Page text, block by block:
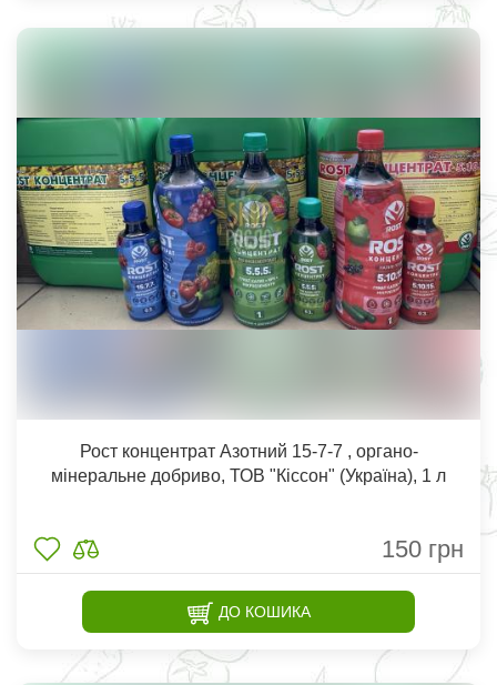
Рост концентрат Азотний 15-7-7 , органо-
мінеральне добриво, ТОВ "Кіссон" (Україна), 1 л
150 грн
ДО КОШИКА